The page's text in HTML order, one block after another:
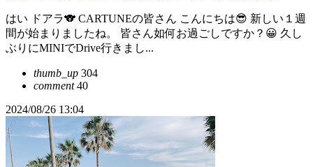
はい ドアラ🐨 CARTUNEの皆さん こんにちは😎 新しい１週
間が始まりましたね。 皆さん如何お過ごしですか？😀 久し
ぶりにMINIでDrive行きまし...
thumb_up 304
comment40
2024/08/26 13:04